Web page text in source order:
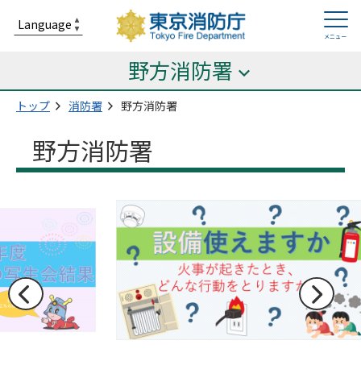
野方消防署
トップ 消防署 野方消防署
野方消防署